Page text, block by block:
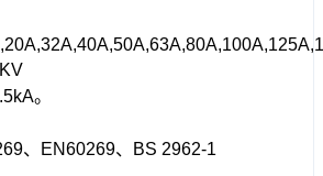
。
、EN60269、BS 2962-1